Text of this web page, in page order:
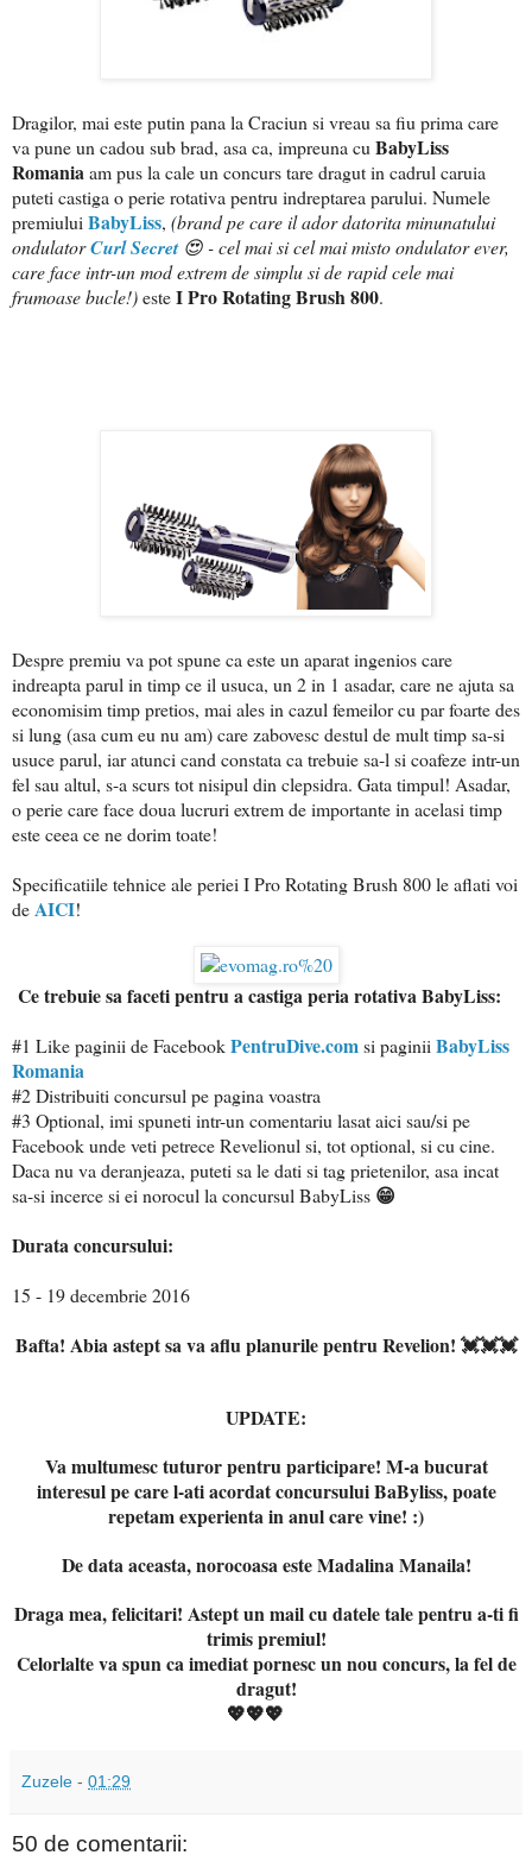
Dragilor, mai este putin pana la Craciun si vreau sa fiu prima care
va pune un cadou sub brad, asa ca, impreuna cu BabyLiss
Romaniaam pus la cale un concurs tare dragut in cadrul caruia
puteti castiga o perie rotativa pentru indreptarea parului. Numele
premiului BabyLiss, (brand pe care il ador datorita minunatului
ondulatorCurl Secret😍 - cel mai si cel mai misto ondulator ever,
care face intr-un mod extrem de simplu si de rapid cele mai
frumoase bucle!)esteI Pro Rotating Brush 800.
Despre premiu va pot spune ca este un aparat ingenios care
indreapta parul in timp ce il usuca, un 2 in 1 asadar, care ne ajuta sa
economisim timp pretios, mai ales in cazul femeilor cu par foarte des
si lung (asa cum eu nu am) care zabovesc destul de mult timp sa-si
usuce parul, iar atunci cand constata ca trebuie sa-l si coafeze intr-un
fel sau altul, s-a scurs tot nisipul din clepsidra. Gata timpul! Asadar,
o perie care face doua lucruri extrem de importante in acelasi timp
este ceea ce ne dorim toate!
Specificatiile tehnice ale periei I Pro Rotating Brush 800 le aflati voi
deAICI!
Ce trebuie sa faceti pentru a castiga peria rotativa BabyLiss:
#1 Like paginii de FacebookPentruDive.comsi paginii BabyLiss
Romania
#2 Distribuiti concursul pe pagina voastra
#3 Optional, imi spuneti intr-un comentariu lasat aici sau/si pe
Facebook unde veti petrece Revelionul si, tot optional, si cu cine.
Daca nu va deranjeaza, puteti sa le dati si tag prietenilor, asa incat
sa-si incerce si ei norocul la concursul BabyLiss 😁
Durata concursului:
15 - 19 decembrie 2016
Bafta! Abia astept sa va aflu planurile pentru Revelion! 💓💓💓
UPDATE:
Va multumesc tuturor pentru participare! M-a bucurat
interesul pe care l-ati acordat concursului BaByliss, poate
repetam experienta in anul care vine! :)
De data aceasta, norocoasa este Madalina Manaila!
Draga mea, felicitari! Astept un mail cu datele talepentru a-ti fi
trimispremiul!
Celorlalte va spun ca imediat pornesc un nou concurs, la fel de
dragut!
💖💖💖
Zuzele - 01:29
50 de comentarii: